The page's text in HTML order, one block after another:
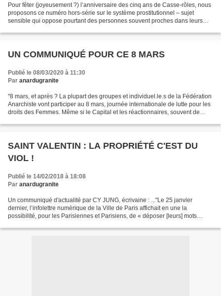
Pour fêter (joyeusement ?) l’anniversaire des cinq ans de Casse-rôles, nous
proposons ce numéro hors-série sur le système prostitutionnel – sujet
sensible qui oppose pourtant des personnes souvent proches dans leurs
UN COMMUNIQUÉ POUR CE 8 MARS
Publié le 08/03/2020 à 11:30
Par anardugranite
"8 mars, et après ? La plupart des groupes et individuel.le.s de la Fédération
Anarchiste vont participer au 8 mars, journée internationale de lutte pour les
droits des Femmes. Même si le Capital et les réactionnaires, souvent de
SAINT VALENTIN : LA PROPRIÉTÉ C'EST DU
VIOL !
Publié le 14/02/2018 à 18:08
Par anardugranite
Un communiqué d'actualité par CY JUNG, écrivaine : ..."Le 25 janvier
dernier, l’infolettre numérique de la Ville de Paris affichait en une la
possibilité, pour les Parisiennes et Parisiens, de « déposer [leurs] mots